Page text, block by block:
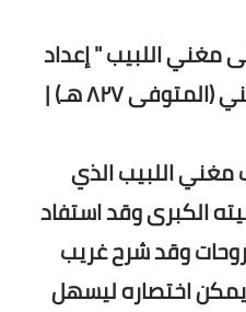
مغني اللبيب " إعداد
محمد بن أبي بكر الدماميني (المتوفى ٨٢٧ هـ) |
مغني اللبيب الذي
الكبرى وقد استفاد
وقد شرح غريب
اختصاره ليسهل